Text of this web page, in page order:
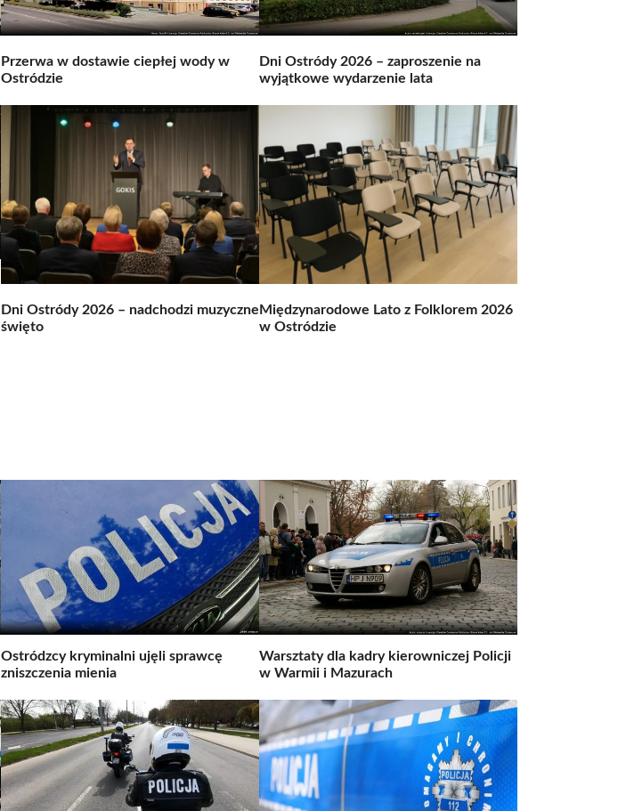
Przerwa w dostawie ciepłej wody w
Ostródzie
Dni Ostródy 2026 – zaproszenie na
wyjątkowe wydarzenie lata
Dni Ostródy 2026 – nadchodzi muzyczne
święto
Międzynarodowe Lato z Folklorem 2026
w Ostródzie
Ostródzcy kryminalni ujęli sprawcę
zniszczenia mienia
Warsztaty dla kadry kierowniczej Policji
w Warmii i Mazurach